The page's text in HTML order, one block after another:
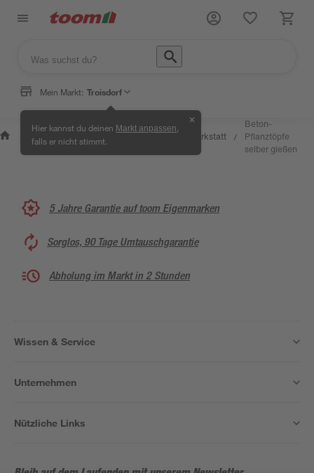
Mein Markt: Troisdorf
Hier kannst du deinen Markt anpassen
falls er nicht stimmt.
✕
Wissen &
Service
/
Selbermachen
& Ratgeber
Kreativwerkstatt /
Beton-
Pflanztöpfe
selber gießen
5 Jahre Garantie auf toom Eigenmarken
Sorglos, 90 Tage Umtauschgarantie
Abholung im Markt in 2 Stunden
Wissen & Service
Unternehmen
Nützliche Links